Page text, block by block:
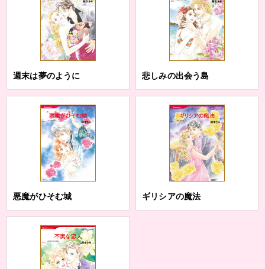
週末は夢のように 悲しみの出会う島
悪魔がひそむ城 ギリシアの魔法